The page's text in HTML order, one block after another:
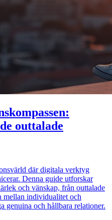
outtalade
där digitala verktyg
Denna guide utforskar
och vänskap, från outtalade
mellan individualitet och
genuina och hållbara relationer.